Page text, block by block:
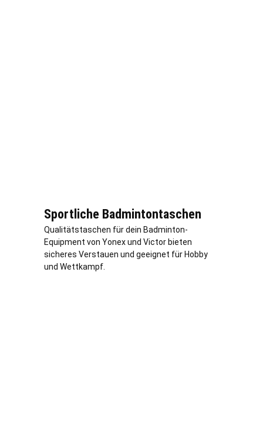
Sportliche Badmintontaschen
Qualitätstaschen für dein Badminton-
Equipment von Yonex und Victor bieten
sicheres Verstauen und geeignet für Hobby
und Wettkampf.